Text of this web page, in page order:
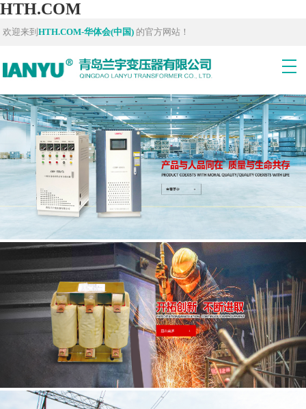
HTH.COM
欢迎来到HTH.COM-华体会(中国) 的官方网站！